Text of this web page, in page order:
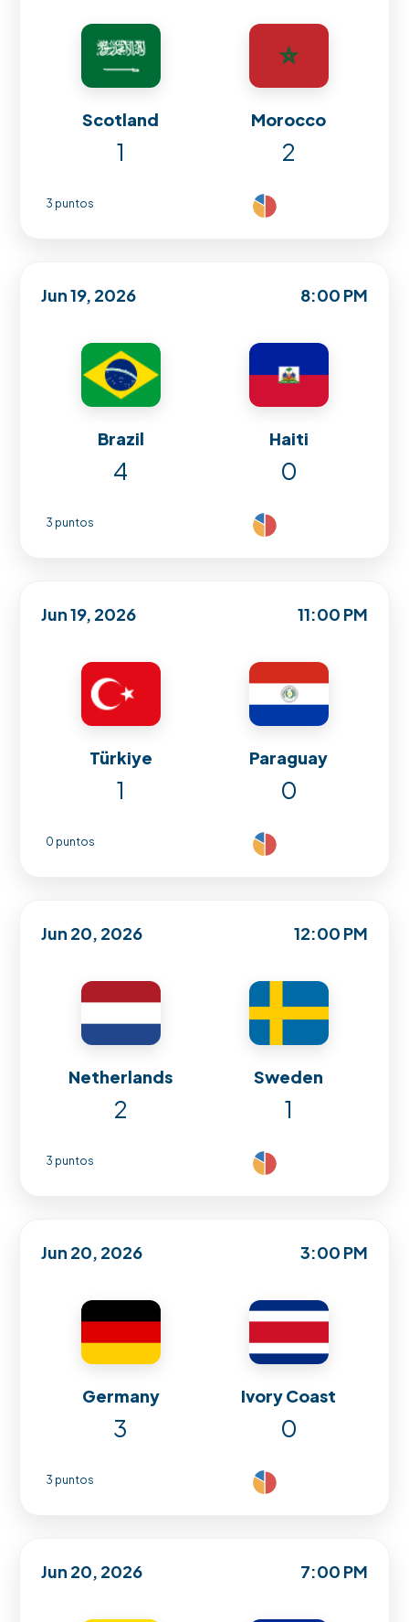
Scotland Morocco
1 2
3 puntos
Jun 19, 2026 8:00 PM
Brazil Haiti
4 0
3 puntos
Jun 19, 2026 11:00 PM
Türkiye Paraguay
1 0
0 puntos
Jun 20, 2026 12:00 PM
Netherlands Sweden
2 1
3 puntos
Jun 20, 2026 3:00 PM
Germany Ivory Coast
3 0
3 puntos
Jun 20, 2026 7:00 PM